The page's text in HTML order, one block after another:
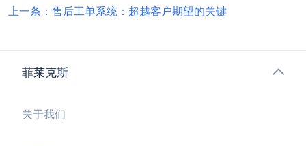
上一条：售后工单系统：超越客户期望的关键
菲莱克斯
关于我们